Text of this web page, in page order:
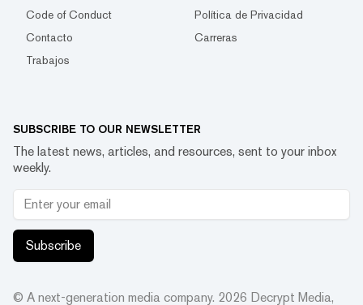
Code of Conduct
Política de Privacidad
Contacto
Carreras
Trabajos
SUBSCRIBE TO OUR NEWSLETTER
The latest news, articles, and resources, sent to your inbox
weekly.
Subscribe
© A next-generation media company. 2026 Decrypt Media,